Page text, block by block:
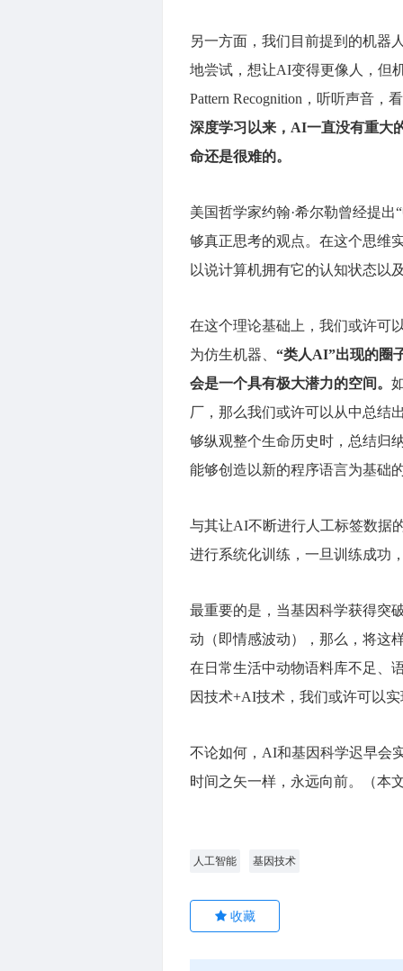
另一方面，我们目前提到的机器
地尝试，想让AI变得更像人，但
Pattern Recognition，听听声音
深度学习以来，AI一直没有重大
命还是很难的。
美国哲学家约翰·希尔勒曾经提
够真正思考的观点。在这个思维
以说计算机拥有它的认知状态以
在这个理论基础上，我们或许可
为仿生机器、 “类人AI”出现的圈
会是一个具有极大潜力的空间。
厂，那么我们或许可以从中总结
够纵观整个生命历史时，总结归
能够创造以新的程序语言为基础
与其让AI不断进行人工标签数据
进行系统化训练，一旦训练成功
最重要的是，当基因科学获得突
动（即情感波动），那么，将这
在日常生活中动物语料库不足、
因技术+AI技术，我们或许可以
不论如何，AI和基因科学迟早会
时间之矢一样，永远向前。（本
人工智能 基因技术